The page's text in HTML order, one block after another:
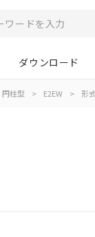
ダウンロード
円柱型 > E2EW > 形